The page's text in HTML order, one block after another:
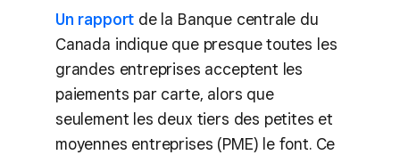
Un rapport de la Banque centrale du
Canada indique que presque toutes les
grandes entreprises acceptent les
paiements par carte, alors que
seulement les deux tiers des petites et
moyennes entreprises (PME) le font. Ce